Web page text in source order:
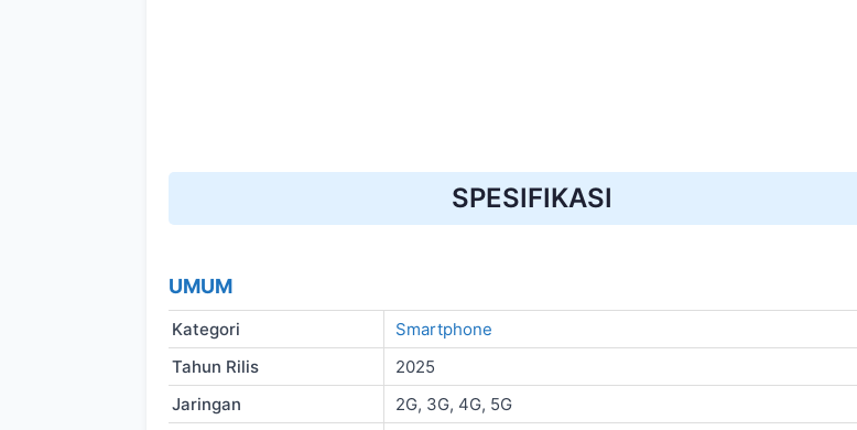
SPESIFIKASI
UMUM
Kategori
Smartphone
Tahun Rilis
2025
Jaringan
2G, 3G, 4G, 5G